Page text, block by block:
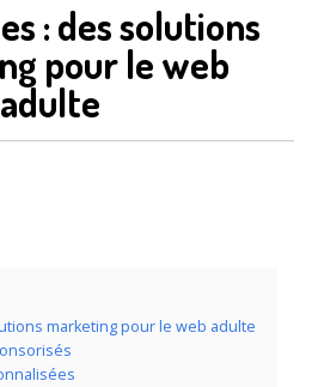
: des solutions
pour le web
adulte
marketing pour le web adulte